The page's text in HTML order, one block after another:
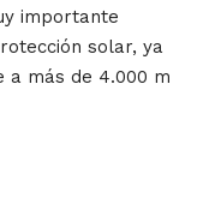
importante
solar, ya
a más de 4.000 m